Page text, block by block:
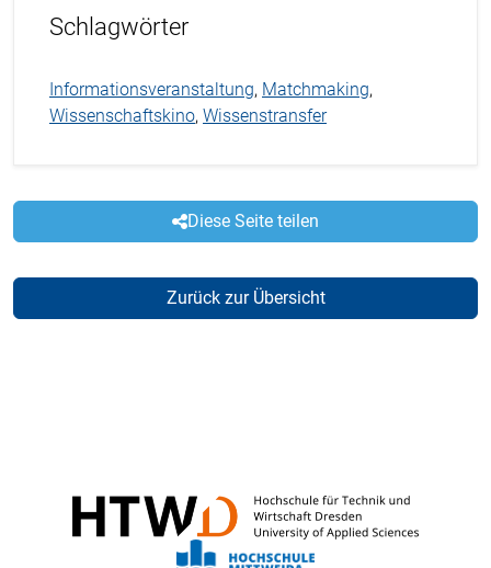
Schlagwörter
Informationsveranstaltung, Matchmaking,
Wissenschaftskino, Wissenstransfer
Diese Seite teilen
Zurück zur Übersicht